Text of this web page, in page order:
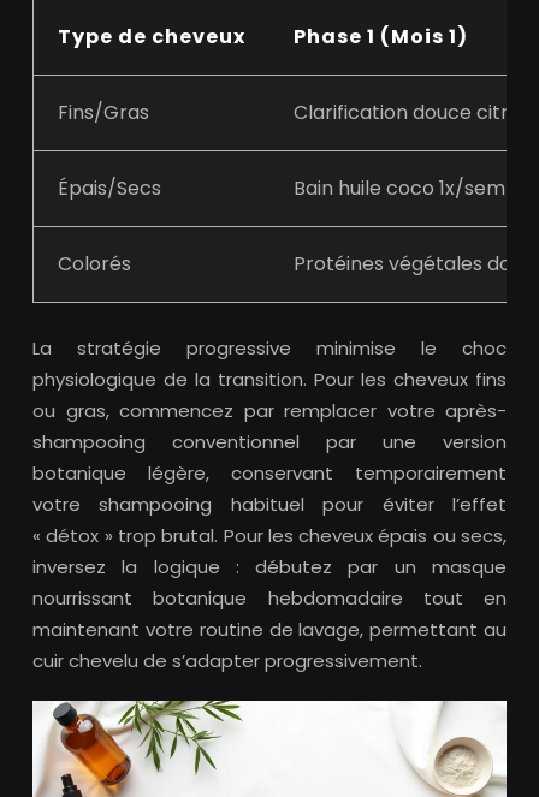
Type de cheveux Phase 1 (Mois 1)
Fins/Gras Clarification douce
Épais/Secs Bain huile coco 1x/sem
Colorés Protéines végétales
La stratégie progressive minimise le choc
physiologique de la transition. Pour les cheveux fins
ou gras, commencez par remplacer votre après-
shampooing conventionnel par une version
botanique légère, conservant temporairement
votre shampooing habituel pour éviter l’effet
« détox » trop brutal. Pour les cheveux épais ou secs,
inversez la logique : débutez par un masque
nourrissant botanique hebdomadaire tout en
maintenant votre routine de lavage, permettant au
cuir chevelu de s’adapter progressivement.